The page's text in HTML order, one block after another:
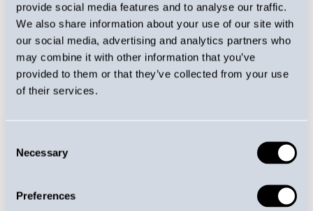
provide social media features and to analyse our traffic.
We also share information about your use of our site with
our social media, advertising and analytics partners who
may combine it with other information that you’ve
provided to them or that they’ve collected from your use
of their services.
Selection
Necessary
Preferences
Omadused